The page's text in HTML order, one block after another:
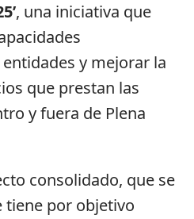
, una iniciativa que
y mejorar la
que prestan las
y fuera de Plena
consolidado, que se
tiene por objetivo